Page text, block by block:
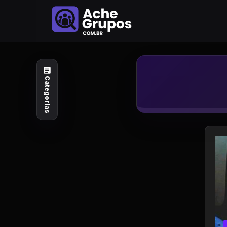
Explore por
assunto
Animais e Natureza
Arte e Design
Categorias